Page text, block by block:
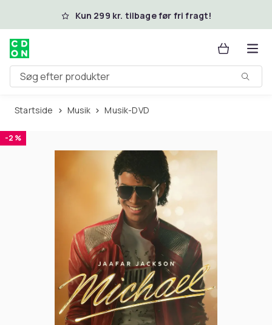
Spring til hovedindhold
Kun 299 kr. tilbage før fri fragt!
Søg efter produkter
Startside Musik Musik-DVD
-2 %